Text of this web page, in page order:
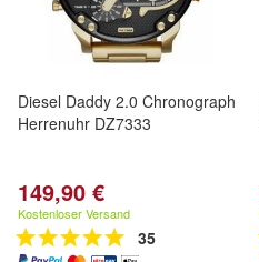
Diesel Daddy 2.0 Chronograph
Herrenuhr DZ7333
149,90 €
Kostenloser Versand
35